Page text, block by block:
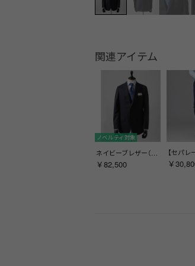
関連アイテム
ノベルティ対象
￥82,500 ￥